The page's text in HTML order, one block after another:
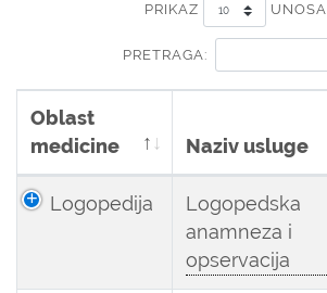
PRIKAZ UNOSA
PRETRAGA:
Oblast
medicine
Naziv usluge
Logopedija
Logopedska
anamneza i
opservacija